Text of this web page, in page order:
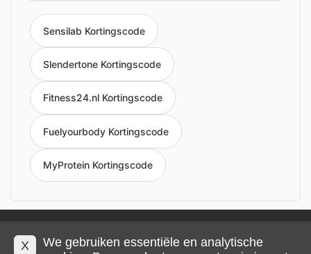
Sensilab Kortingscode
Slendertone Kortingscode
Fitness24.nl Kortingscode
Fuelyourbody Kortingscode
MyProtein Kortingscode
Privacy en cookies Impressum Algemene voorwaarden
X
We gebruiken essentiële en analytische